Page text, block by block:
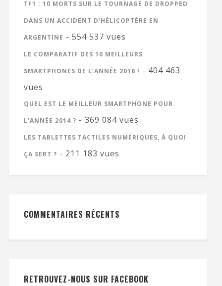
TF1 : 10 MORTS SUR LE TOURNAGE DE DROPPED
DANS UN ACCIDENT D’HÉLICOPTÈRE EN
ARGENTINE - 554 537 vues
LE COMPARATIF DES 10 MEILLEURS
SMARTPHONES DE L’ANNÉE 2016 ! - 404 463
vues
QUEL EST LE MEILLEUR SMARTPHONE POUR
L’ANNÉE 2014 ? - 369 084 vues
LES TABLETTES TACTILES NUMÉRIQUES, À QUOI
ÇA SERT ? - 211 183 vues
COMMENTAIRES RÉCENTS
RETROUVEZ-NOUS SUR FACEBOOK